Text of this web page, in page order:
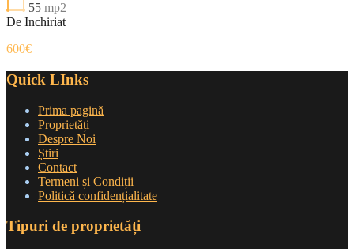
55 mp2
De Inchiriat
600€
Quick LInks
Prima pagină
Proprietăți
Despre Noi
Știri
Contact
Termeni și Condiții
Politică confidențialitate
Tipuri de proprietăți